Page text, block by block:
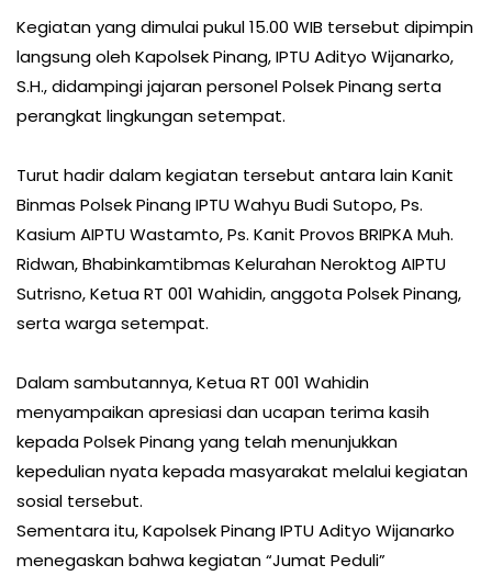
Kegiatan yang dimulai pukul 15.00 WIB tersebut dipimpin
langsung oleh Kapolsek Pinang, IPTU Adityo Wijanarko,
S.H., didampingi jajaran personel Polsek Pinang serta
perangkat lingkungan setempat.
Turut hadir dalam kegiatan tersebut antara lain Kanit
Binmas Polsek Pinang IPTU Wahyu Budi Sutopo, Ps.
Kasium AIPTU Wastamto, Ps. Kanit Provos BRIPKA Muh.
Ridwan, Bhabinkamtibmas Kelurahan Neroktog AIPTU
Sutrisno, Ketua RT 001 Wahidin, anggota Polsek Pinang,
serta warga setempat.
Dalam sambutannya, Ketua RT 001 Wahidin
menyampaikan apresiasi dan ucapan terima kasih
kepada Polsek Pinang yang telah menunjukkan
kepedulian nyata kepada masyarakat melalui kegiatan
sosial tersebut.
Sementara itu, Kapolsek Pinang IPTU Adityo Wijanarko
menegaskan bahwa kegiatan “Jumat Peduli”